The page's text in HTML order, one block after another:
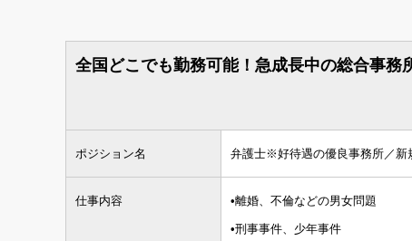
全国どこでも勤務可能！急成長中の総合事務
ポジション名 弁護士※好待遇の優良事務所／新
仕事内容 •離婚、不倫などの男女問題
•刑事事件、少年事件